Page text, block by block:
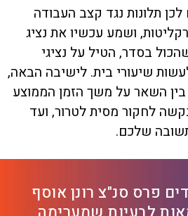
תלונות נגד קצב העבודה
ושמע עכשיו את נציג
בסדר, הטיל על נציגי
שיעורי בית. לישיבה הבאה,
בין השאר על משך הזמן הממוצע
לחקור מסית לטרור, ועד
שלכם.
19 עמודים פרס סנ"צ רונן אוסף